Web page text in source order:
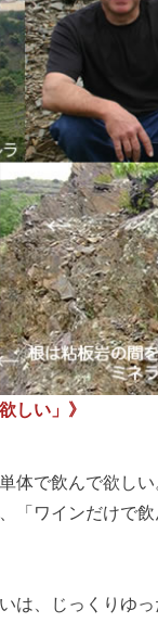
しい」》
体で飲んで欲し
「ワインだけで
は、じっくりゆっ